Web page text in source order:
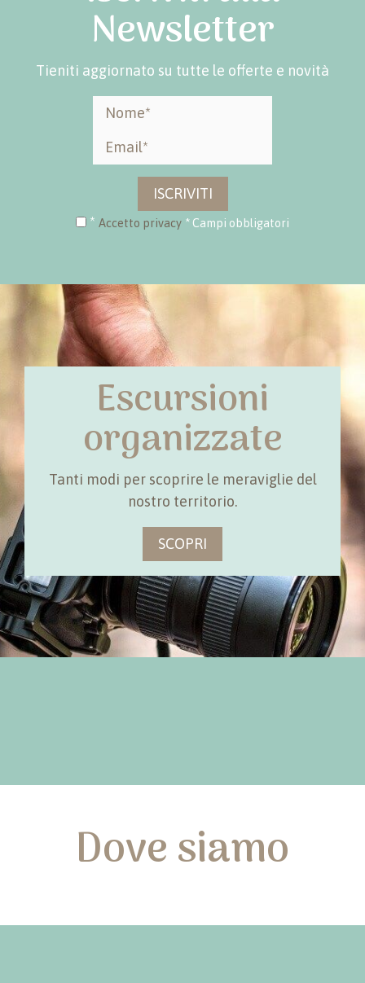
Newsletter
Tieniti aggiornato su tutte le offerte e novità
ISCRIVITI
* Accetto privacy * Campi obbligatori
Escursioni
organizzate
Tanti modi per scoprire le meraviglie del
nostro territorio.
SCOPRI
Dove siamo